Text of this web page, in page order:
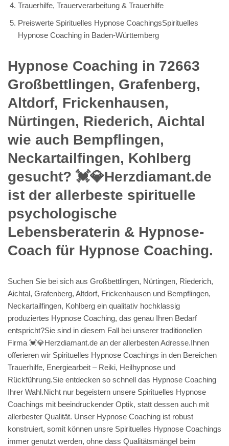
Trauerhilfe, Trauerverarbeitung & Trauerhilfe
Preiswerte Spirituelles Hypnose CoachingsSpirituelles
Hypnose Coaching in Baden-Württemberg
Hypnose Coaching in 72663
Großbettlingen, Grafenberg,
Altdorf, Frickenhausen,
Nürtingen, Riederich, Aichtal
wie auch Bempflingen,
Neckartailfingen, Kohlberg
gesucht? 💓️💎Herzdiamant.de
ist der allerbeste spirituelle
psychologische
Lebensberaterin & Hypnose-
Coach für Hypnose Coaching.
Suchen Sie bei sich aus Großbettlingen, Nürtingen, Riederich,
Aichtal, Grafenberg, Altdorf, Frickenhausen und Bempflingen,
Neckartailfingen, Kohlberg ein qualitativ hochklassig
produziertes Hypnose Coaching, das genau Ihren Bedarf
entspricht?Sie sind in diesem Fall bei unserer traditionellen
Firma 💓️💎Herzdiamant.de an der allerbesten Adresse.Ihnen
offerieren wir Spirituelles Hypnose Coachings in den Bereichen
Trauerhilfe, Energiearbeit – Reiki, Heilhypnose und
Rückführung.Sie entdecken so schnell das Hypnose Coaching
Ihrer Wahl.Nicht nur begeistern unsere Spirituelles Hypnose
Coachings mit beeindruckender Optik, statt dessen auch mit
allerbester Qualität. Unser Hypnose Coaching ist robust
konstruiert, somit können unsre Spirituelles Hypnose Coachings
immer genutzt werden, ohne dass Qualitätsmängel beim